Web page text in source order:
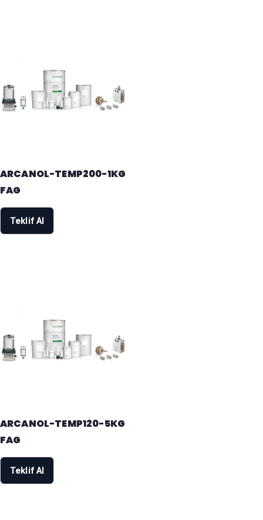
ARCANOL-TEMP200-1KG
FAG
Teklif Al
ARCANOL-TEMP120-5KG
FAG
Teklif Al